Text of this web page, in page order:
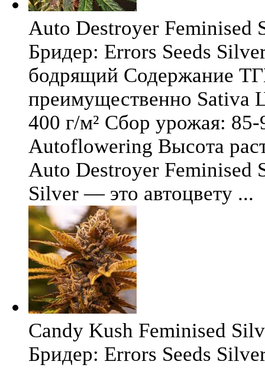
Auto Destroyer Feminised
Бридер: Errors Seeds
бодрящий Содержание
преимущественно Sativa
400 г/м² Сбор урожая:
Autoflowering Высота
Auto Destroyer Feminised
Silver — это автоцвету ...
Candy Kush Feminised
Бридер: Errors Seeds